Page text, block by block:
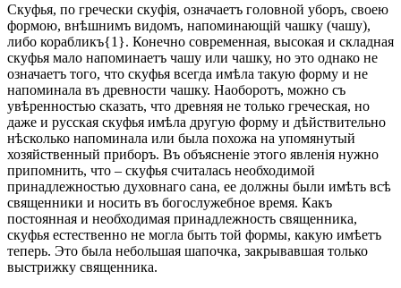
Скуфья, по гречески скуфія, означаетъ головной уборъ, своею
формою, внѣшнимъ видомъ, напоминающій чашку (чашу),
либо корабликъ{1}. Конечно современная, высокая и складная
скуфья мало напоминаетъ чашу или чашку, но это однако не
означаетъ того, что скуфья всегда имѣла такую форму и не
напоминала въ древности чашку. Наоборотъ, можно съ
увѣренностью сказать, что древняя не только греческая, но
даже и русская скуфья имѣла другую форму и дѣйствительно
нѣсколько напоминала или была похожа на упомянутый
хозяйственный приборъ. Въ объясненіе этого явленія нужно
припомнить, что – скуфья считалась необходимой
принадлежностью духовнаго сана, ее должны были имѣть всѣ
священники и носить въ богослужебное время. Какъ
постоянная и необходимая принадлежность священника,
скуфья естественно не могла быть той формы, какую имѣетъ
теперь. Это была небольшая шапочка, закрывавшая только
выстрижку священника.